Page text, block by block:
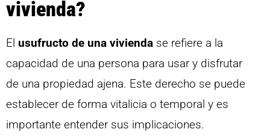
vivienda?
El usufructo de una vivienda se refiere a la
capacidad de una persona para usar y disfrutar
de una propiedad ajena. Este derecho se puede
establecer de forma vitalicia o temporal y es
importante entender sus implicaciones.